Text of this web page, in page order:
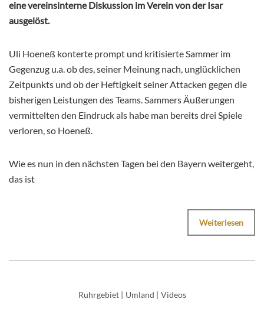
eine vereinsinterne Diskussion im Verein von der Isar
ausgelöst.
Uli Hoeneß konterte prompt und kritisierte Sammer im
Gegenzug u.a. ob des, seiner Meinung nach, unglücklichen
Zeitpunkts und ob der Heftigkeit seiner Attacken gegen die
bisherigen Leistungen des Teams. Sammers Äußerungen
vermittelten den Eindruck als habe man bereits drei Spiele
verloren, so Hoeneß.
Wie es nun in den nächsten Tagen bei den Bayern weitergeht,
das ist
Weiterlesen
Ruhrgebiet | Umland | Videos